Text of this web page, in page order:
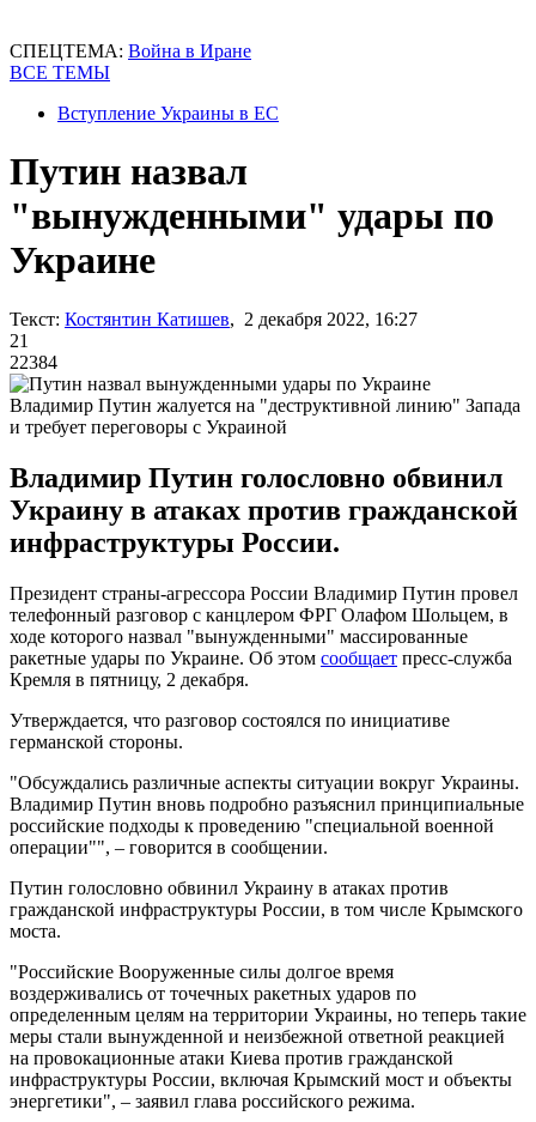
СПЕЦТЕМА: Война в Иране
ВСЕ ТЕМЫ
Вступление Украины в ЕС
Путин назвал
"вынужденными" удары по
Украине
Текст: Костянтин Катишев, 2 декабря 2022, 16:27
21
22384
Владимир Путин жалуется на "деструктивной линию" Запада
и требует переговоры с Украиной
Владимир Путин голословно обвинил
Украину в атаках против гражданской
инфраструктуры России.
Президент страны-агрессора России Владимир Путин провел
телефонный разговор с канцлером ФРГ Олафом Шольцем, в
ходе которого назвал "вынужденными" массированные
ракетные удары по Украине. Об этом сообщает пресс-служба
Кремля в пятницу, 2 декабря.
Утверждается, что разговор состоялся по инициативе
германской стороны.
"Обсуждались различные аспекты ситуации вокруг Украины.
Владимир Путин вновь подробно разъяснил принципиальные
российские подходы к проведению "специальной военной
операции"", – говорится в сообщении.
Путин голословно обвинил Украину в атаках против
гражданской инфраструктуры России, в том числе Крымского
моста.
"Российские Вооруженные силы долгое время
воздерживались от точечных ракетных ударов по
определенным целям на территории Украины, но теперь такие
меры стали вынужденной и неизбежной ответной реакцией
на провокационные атаки Киева против гражданской
инфраструктуры России, включая Крымский мост и объекты
энергетики", – заявил глава российского режима.